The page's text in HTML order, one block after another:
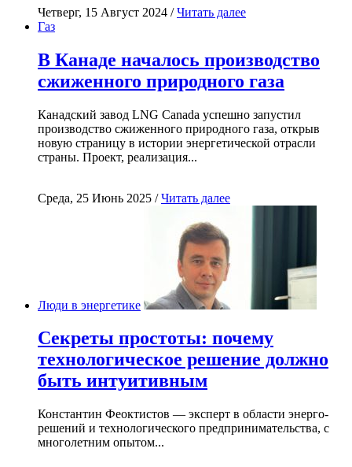
Четверг, 15 Август 2024 /Читать далее
Газ
В Канаде началось производство
сжиженного природного газа
Канадский завод LNG Canada успешно запустил
производство сжиженного природного газа, открыв
новую страницу в истории энергетической отрасли
страны. Проект, реализация...
Среда, 25 Июнь 2025 /Читать далее
Люди в энергетике
Секреты простоты: почему
технологическое решение должно
быть интуитивным
Константин Феоктистов — эксперт в области энерго-
решений и технологического предпринимательства, с
многолетним опытом...